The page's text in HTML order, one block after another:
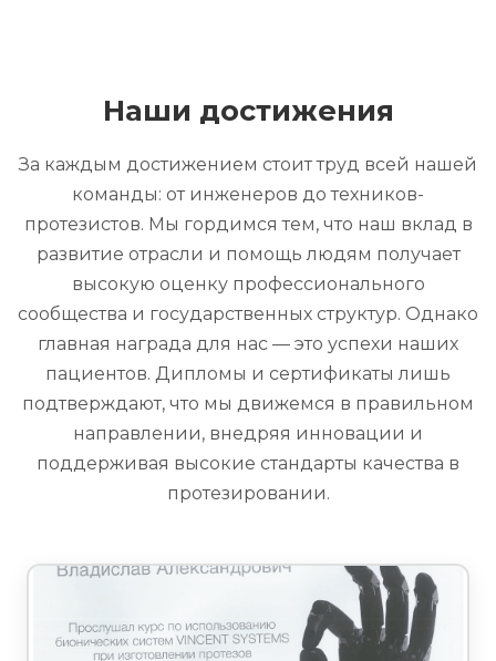
Наши достижения
За каждым достижением стоит труд всей нашей
команды: от инженеров до техников-
протезистов. Мы гордимся тем, что наш вклад в
развитие отрасли и помощь людям получает
высокую оценку профессионального
сообщества и государственных структур. Однако
главная награда для нас — это успехи наших
пациентов. Дипломы и сертификаты лишь
подтверждают, что мы движемся в правильном
направлении, внедряя инновации и
поддерживая высокие стандарты качества в
протезировании.